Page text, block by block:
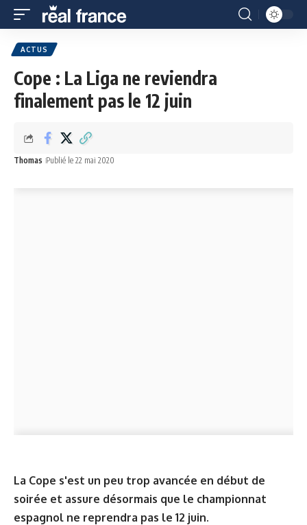
ACTUS
Cope : La Liga ne reviendra
finalement pas le 12 juin
Thomas Publié le 22 mai 2020
La Cope s'est un peu trop avancée en début de
soirée et assure désormais que le championnat
espagnol ne reprendra pas le 12 juin.